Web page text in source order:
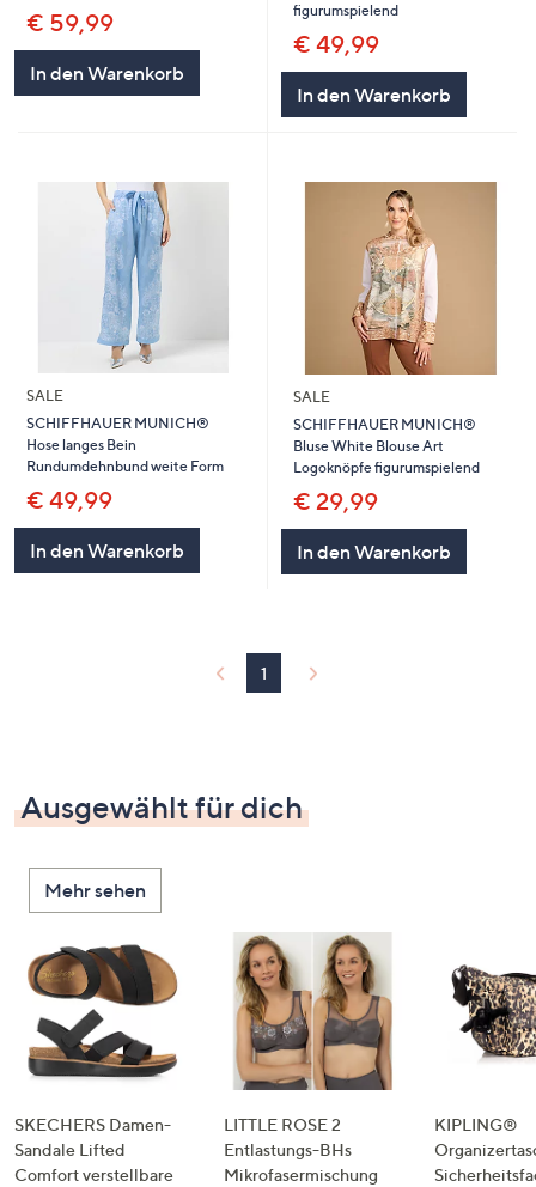
€ 59,99
In den Warenkorb
figurumspielend
€ 49,99
In den Warenkorb
SALE
SCHIFFHAUER MUNICH®
Hose langes Bein
Rundumdehnbund weite Form
€ 49,99
In den Warenkorb
SALE
SCHIFFHAUER MUNICH®
Bluse White Blouse Art
Logoknöpfe figurumspielend
€ 29,99
In den Warenkorb
1
Ausgewählt für dich
Mehr sehen
SKECHERS Damen-
Sandale Lifted
Comfort verstellbare
LITTLE ROSE 2
Entlastungs-BHs
Mikrofasermischung
KIPLING®